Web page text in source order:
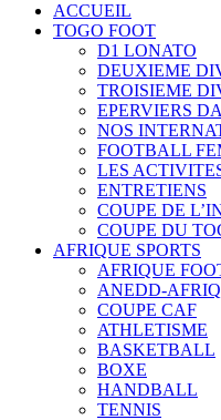
ACCUEIL
TOGO FOOT
D1 LONATO
DEUXIEME
TROISIEME
EPERVIERS
NOS
FOOTBALL
LES
ENTRETIENS
COUPE DE
COUPE DU
AFRIQUE SPORTS
AFRIQUE
ANEDD-
COUPE CAF
ATHLETISME
BASKETBALL
BOXE
HANDBALL
TENNIS